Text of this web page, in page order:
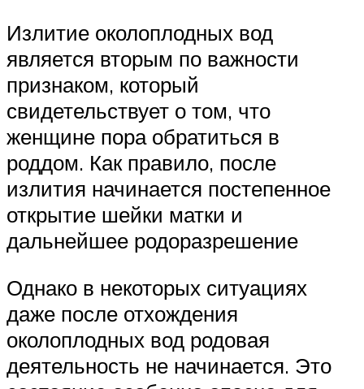
Излитие околоплодных вод
является вторым по важности
признаком, который
свидетельствует о том, что
женщине пора обратиться в
роддом. Как правило, после
излития начинается постепенное
открытие шейки матки и
дальнейшее родоразрешение
Однако в некоторых ситуациях
даже после отхождения
околоплодных вод родовая
деятельность не начинается. Это